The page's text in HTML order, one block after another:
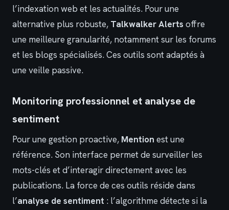
l’indexation web et les actualités. Pour une
alternative plus robuste, Talkwalker Alerts offre
une meilleure granularité, notamment sur les forums
et les blogs spécialisés. Ces outils sont adaptés à
une veille passive.
Monitoring professionnel et analyse de
sentiment
Pour une gestion proactive, Mention est une
référence. Son interface permet de surveiller les
mots-clés et d’interagir directement avec les
publications. La force de ces outils réside dans
l’analyse de sentiment : l’algorithme détecte si la